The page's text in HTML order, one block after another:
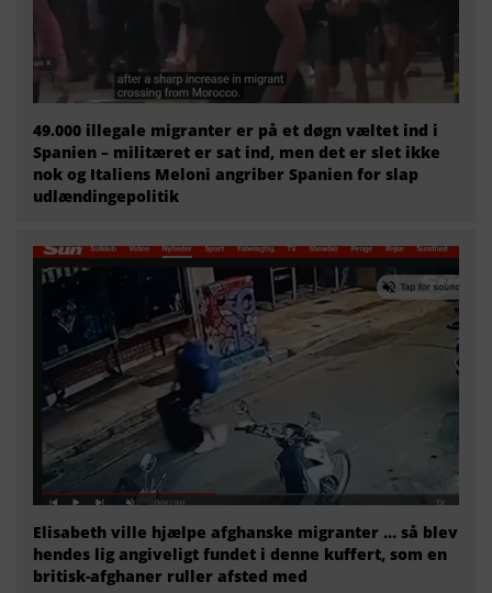
49.000 illegale migranter er på et døgn væltet ind i
Spanien – militæret er sat ind, men det er slet ikke
nok og Italiens Meloni angriber Spanien for slap
udlændingepolitik
Elisabeth ville hjælpe afghanske migranter … så blev
hendes lig angiveligt fundet i denne kuffert, som en
britisk-afghaner ruller afsted med